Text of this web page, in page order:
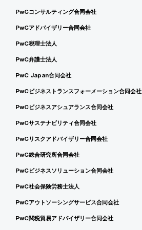
PwCコンサルティング合同会社
PwCアドバイザリー合同会社
PwC税理士法人
PwC弁護士法人
PwC Japan合同会社
PwCビジネストランスフォーメーション合同会社
PwCビジネスアシュアランス合同会社
PwCサステナビリティ合同会社
PwCリスクアドバイザリー合同会社
PwC総合研究所合同会社
PwCビジネスソリューション合同会社
PwC社会保険労務士法人
PwCアウトソーシングサービス合同会社
PwC関税貿易アドバイザリー合同会社